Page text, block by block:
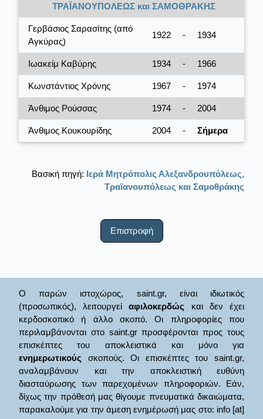
ΤΡΑΪΑΝΟΥΠΟΛΕΩΣ και ΣΑΜΟΘΡΑΚΗΣ
Γερβάσιος Σαρασίτης (από
Αγκύρας)
1922 - 1934
Ιωακείμ Καβύρης 1934 - 1966
Κωνστάντιος Χρόνης 1967 - 1974
Άνθιμος Ρούσσας 1974 - 2004
Άνθιμος Κουκουρίδης 2004 - Σήμερα
Βασική πηγή: Ιερά Μητρόπολις Αλεξανδρουπόλεως,
Τραϊανουπόλεως και Σαμοθράκης
Επιστροφή
Ο παρών ιστοχώρος, saint.gr, είναι ιδιωτικός
(προσωπικός), λειτουργείαφιλοκερδώς και δεν έχει
κερδοσκοπικό ή άλλο σκοπό. Οι πληροφορίες που
περιλαμβάνονται στο saint.gr προσφέρονται προς τους
επισκέπτες του αποκλειστικά και μόνο για
ενημερωτικούς σκοπούς. Οι επισκέπτες του saint.gr,
αναλαμβάνουν και την αποκλειστική ευθύνη
διασταύρωσης των παρεχομένων πληροφοριών. Εάν,
δίχως την πρόθεσή μας θίγουμε πνευματικά δικαιώματα,
παρακαλούμε για την άμεση ενημέρωσή μας στο: info [at]